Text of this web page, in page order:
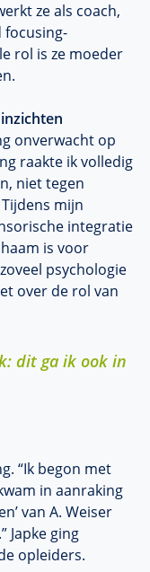
ze als coach,
focusing-
rol is ze moeder
onverwacht op
raakte ik volledig
niet tegen
mijn
integratie
is voor
psychologie
over de rol van
dit ga ik ook in
“Ik begon met
in aanraking
van A. Weiser
Japke ging
opleiders.